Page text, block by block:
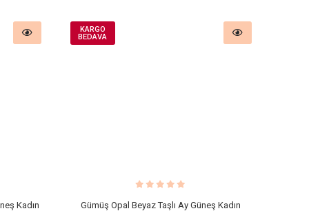
Kadın
KARGO
BEDAVA
Gümüş Opal Beyaz Taşlı Ay Güneş Kadın